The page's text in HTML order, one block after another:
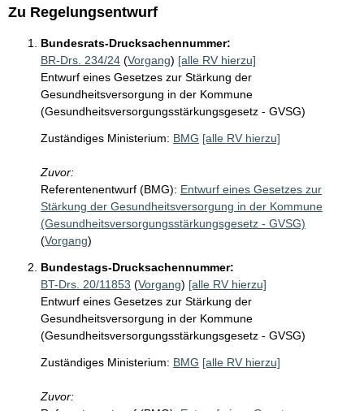
Zu Regelungsentwurf
Bundesrats-Drucksachennummer:
BR-Drs. 234/24 (Vorgang) [alle RV hierzu]
Entwurf eines Gesetzes zur Stärkung der
Gesundheitsversorgung in der Kommune
(Gesundheitsversorgungsstärkungsgesetz - GVSG)
Zuständiges Ministerium: BMG [alle RV hierzu]
Zuvor:
Referentenentwurf (BMG): Entwurf eines Gesetzes zur
Stärkung der Gesundheitsversorgung in der Kommune
(Gesundheitsversorgungsstärkungsgesetz - GVSG)
(Vorgang)
Bundestags-Drucksachennummer:
BT-Drs. 20/11853 (Vorgang) [alle RV hierzu]
Entwurf eines Gesetzes zur Stärkung der
Gesundheitsversorgung in der Kommune
(Gesundheitsversorgungsstärkungsgesetz - GVSG)
Zuständiges Ministerium: BMG [alle RV hierzu]
Zuvor: